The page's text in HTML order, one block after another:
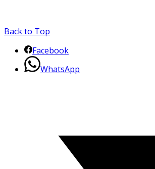
Back to Top
Facebook
WhatsApp